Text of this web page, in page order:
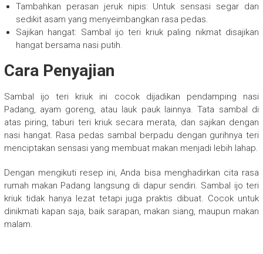
Tambahkan perasan jeruk nipis: Untuk sensasi segar dan
sedikit asam yang menyeimbangkan rasa pedas.
Sajikan hangat: Sambal ijo teri kriuk paling nikmat disajikan
hangat bersama nasi putih.
Cara Penyajian
Sambal ijo teri kriuk ini cocok dijadikan pendamping nasi
Padang, ayam goreng, atau lauk pauk lainnya. Tata sambal di
atas piring, taburi teri kriuk secara merata, dan sajikan dengan
nasi hangat. Rasa pedas sambal berpadu dengan gurihnya teri
menciptakan sensasi yang membuat makan menjadi lebih lahap.
Dengan mengikuti resep ini, Anda bisa menghadirkan cita rasa
rumah makan Padang langsung di dapur sendiri. Sambal ijo teri
kriuk tidak hanya lezat tetapi juga praktis dibuat. Cocok untuk
dinikmati kapan saja, baik sarapan, makan siang, maupun makan
malam.